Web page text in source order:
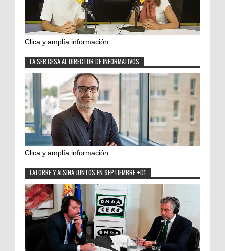
Clica y amplía información
LA SER CESA AL DIRECTOR DE INFORMATIVOS
Clica y amplía información
LATORRE Y ALSINA JUNTOS EN SEPTIEMBRE +D1